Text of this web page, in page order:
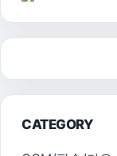
CATEGORY